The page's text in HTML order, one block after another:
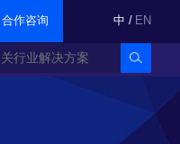
合作咨询 中 / EN